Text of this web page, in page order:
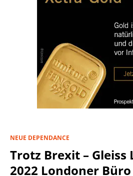
NEUE DEPENDANCE
Trotz Brexit –
2022 Londoner Büro